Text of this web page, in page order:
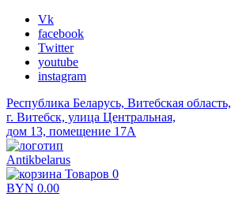
Vk
facebook
Twitter
youtube
instagram
Республика Беларусь, Витебская область,
г. Витебск, улица Центральная,
дом 13, помещение 17А
Antikbelarus
Товаров 0
BYN 0.00